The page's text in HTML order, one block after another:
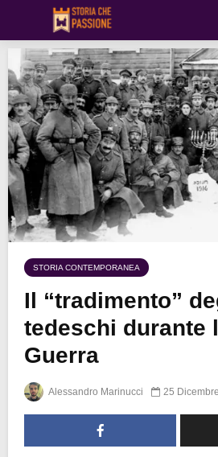
STORIA CONTEMPORANEA
Il “tradimento”
tedeschi durante
Guerra
Alessandro Marinucci 25